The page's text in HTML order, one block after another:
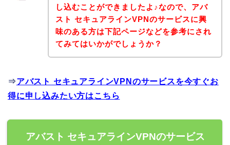
し込むことができましたよ♪なので、アバ
スト セキュアラインVPNのサービスに興
味のある方は下記ページなどを参考にされ
てみてはいかがでしょうか？
⇒アバスト セキュアラインVPNのサービスを今すぐお
得に申し込みたい方はこちら
アバスト セキュアラインVPNのサービス